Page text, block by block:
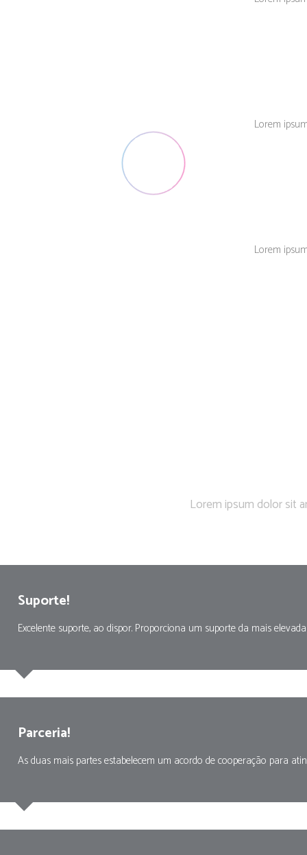
Lorem
Lorem
Lorem ipsum dolor sit
Suporte!
Excelente suporte, ao dispor. Proporciona um suporte da mais
Parceria!
As duas mais partes estabelecem um acordo de cooperação para